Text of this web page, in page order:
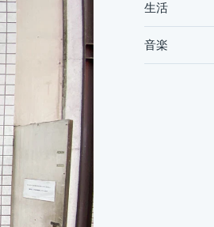
生活
音楽